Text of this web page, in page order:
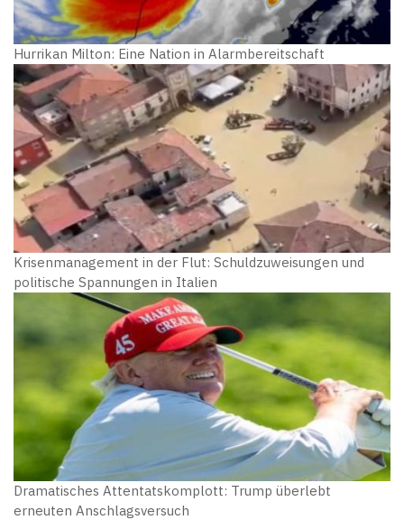
Hurrikan Milton: Eine Nation in Alarmbereitschaft
Krisenmanagement in der Flut: Schuldzuweisungen und
politische Spannungen in Italien
Dramatisches Attentatskomplott: Trump überlebt
erneuten Anschlagsversuch